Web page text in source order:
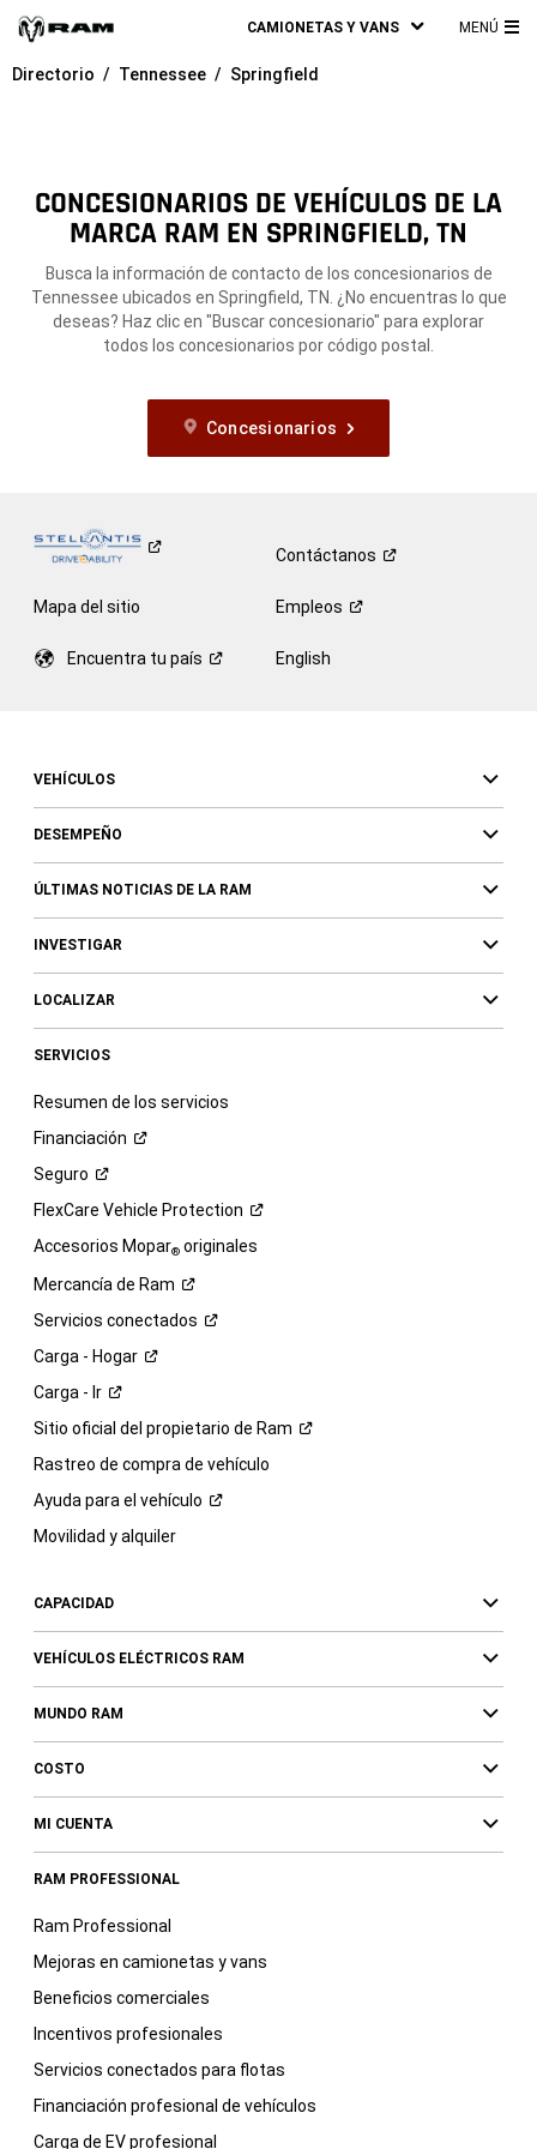
CAMIONETAS Y VANS MENÚ
Directorio Tennessee Springfield
CONCESIONARIOS DE VEHÍCULOS DE LA
MARCA RAM EN SPRINGFIELD, TN
Busca la información de contacto de los concesionarios de
Tennessee ubicados en Springfield, TN. ¿No encuentras lo que
deseas? Haz clic en "Buscar concesionario" para explorar
todos los concesionarios por código postal.
Concesionarios
Contáctanos
Mapa del sitio Empleos
Encuentra tu país English
VEHÍCULOS
DESEMPEÑO
ÚLTIMAS NOTICIAS DE LA RAM
INVESTIGAR
LOCALIZAR
SERVICIOS
Resumen de los servicios
Financiación
Seguro
FlexCare Vehicle Protection
Accesorios Mopar®originales
Mercancía de Ram
Servicios conectados
Carga - Hogar
Carga - Ir
Sitio oficial del propietario de Ram
Rastreo de compra de vehículo
Ayuda para el vehículo
Movilidad y alquiler
CAPACIDAD
VEHÍCULOS ELÉCTRICOS RAM
MUNDO RAM
COSTO
MI CUENTA
RAM PROFESSIONAL
Ram Professional
Mejoras en camionetas y vans
Beneficios comerciales
Incentivos profesionales
Servicios conectados para flotas
Financiación profesional de vehículos
Carga de EV profesional